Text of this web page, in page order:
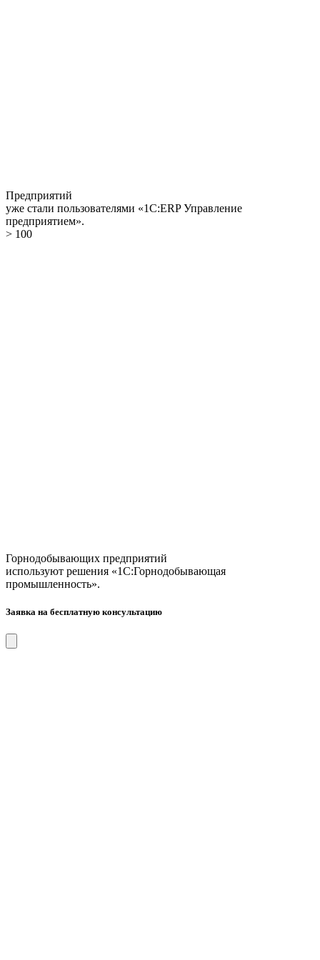
Предприятий
уже стали пользователями «1С:ERP Управление
предприятием».
> 100
Горнодобывающих предприятий
используют решения «1С:Горнодобывающая
промышленность».
Заявка на бесплатную консультацию